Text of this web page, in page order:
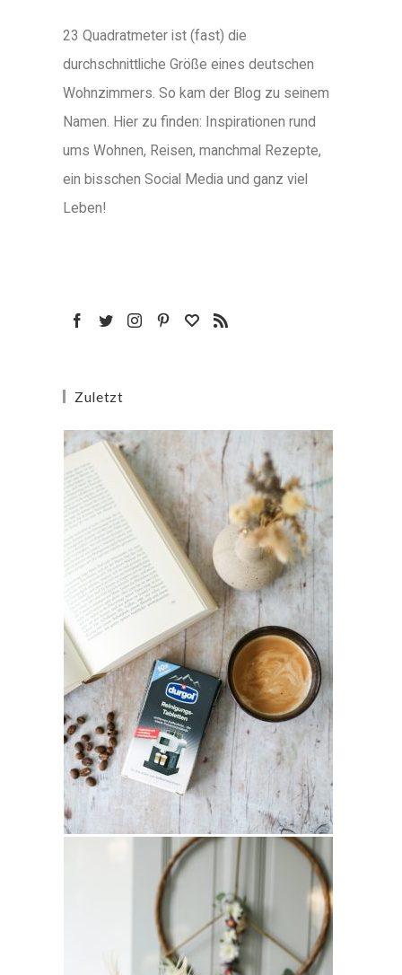
23 Quadratmeter ist (fast) die
durchschnittliche Größe eines deutschen
Wohnzimmers. So kam der Blog zu seinem
Namen. Hier zu finden: Inspirationen rund
ums Wohnen, Reisen, manchmal Rezepte,
ein bisschen Social Media und ganz viel
Leben!
Zuletzt